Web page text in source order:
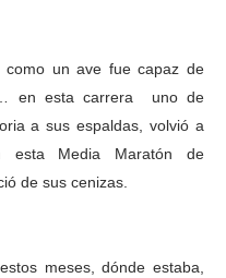
como un ave fue capaz de
en esta carrera uno de
a sus espaldas, volvió a
Media Maratón de
de sus cenizas.
meses, dónde estaba,